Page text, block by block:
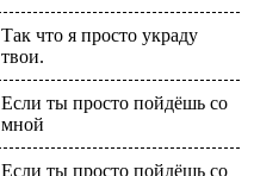
Так что я просто украду
твои.
Если ты просто пойдёшь со
мной
Если ты просто пойдёшь со